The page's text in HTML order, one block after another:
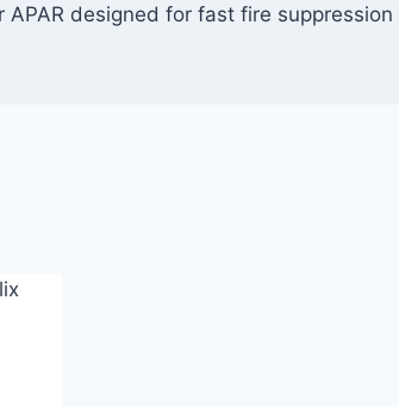
designed for fast fire